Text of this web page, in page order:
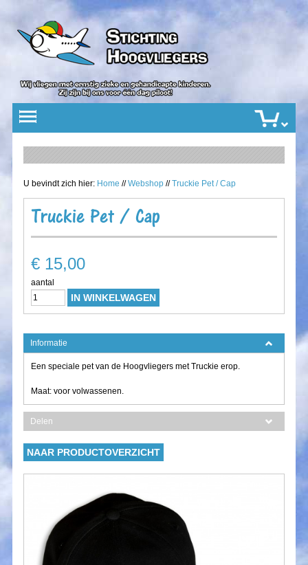
U bevindt zich hier: Home //Webshop //Truckie Pet / Cap
Truckie Pet / Cap
€ 15,00
aantal
Informatie
Een speciale pet van de Hoogvliegers met Truckie erop.
Maat: voor volwassenen.
Delen
NAAR PRODUCTOVERZICHT